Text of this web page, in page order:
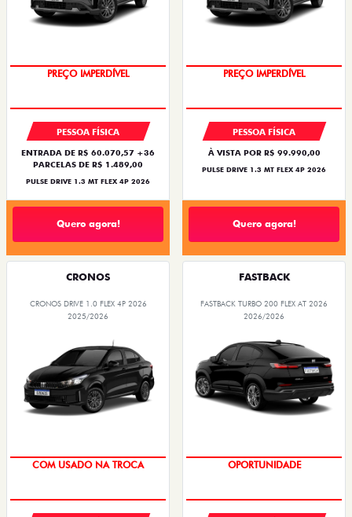
PREÇO IMPERDÍVEL
PESSOA FÍSICA
ENTRADA DE R$ 60.070,57 +36
PARCELAS DE R$ 1.489,00
PULSE DRIVE 1.3 MT FLEX 4P 2026
Quero agora!
PREÇO IMPERDÍVEL
PESSOA FÍSICA
À VISTA POR R$ 99.990,00
PULSE DRIVE 1.3 MT FLEX 4P 2026
Quero agora!
CRONOS
CRONOS DRIVE 1.0 FLEX 4P 2026
2025/2026
COM USADO NA TROCA
FASTBACK
FASTBACK TURBO 200 FLEX AT 2026
2026/2026
OPORTUNIDADE